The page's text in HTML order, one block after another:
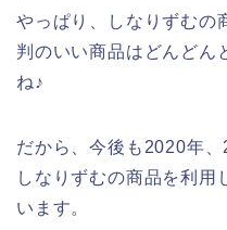
やっぱり、しなりずむの
判のいい商品はどんどん
ね♪
だから、今後も2020年
しなりずむの商品を利用
います。